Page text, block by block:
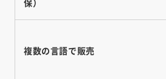
保）
複数の言語で販売